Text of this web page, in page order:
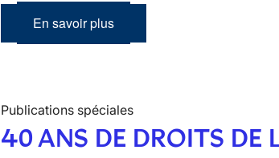
En savoir plus
Publications spéciales
40 ANS DE DROITS DE